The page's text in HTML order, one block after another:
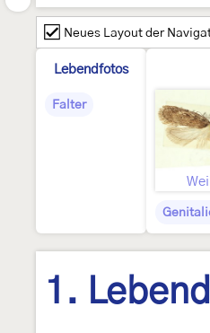
Neues Layout der
Lebendfotos
Falter
1.